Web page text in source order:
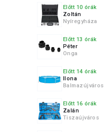
Előtt 10 órák
Zoltán
Nyíregyháza
Előtt 13 órák
Péter
Onga
Előtt 14 órák
Ilona
Balmazújváros
Előtt 16 órák
Zalán
Tiszaújváros